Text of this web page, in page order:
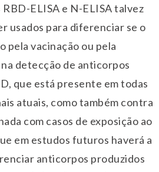
ELISA e N-ELISA talvez
usados para diferenciar se o
pela vacinação ou pela
detecção de anticorpos
que está presente em todas
atuais, como também contra
com casos de exposição ao
em estudos futuros haverá a
anticorpos produzidos